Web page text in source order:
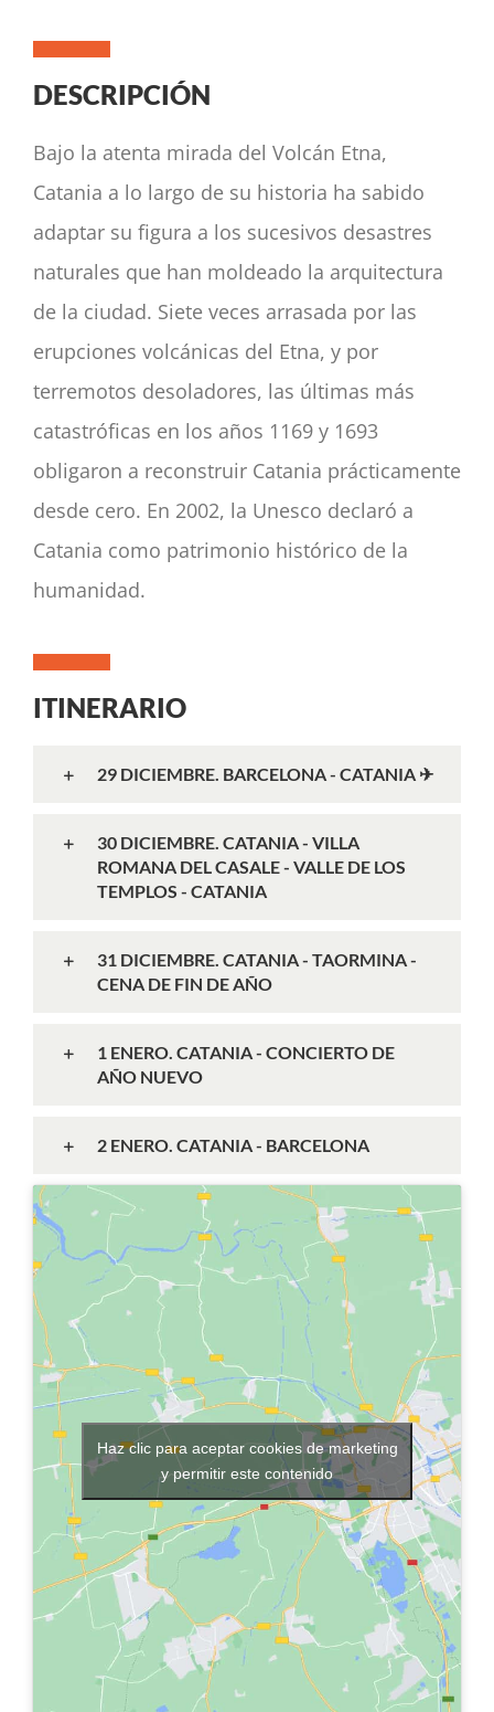
DESCRIPCIÓN
Bajo la atenta mirada del Volcán Etna,
Catania a lo largo de su historia ha sabido
adaptar su figura a los sucesivos desastres
naturales que han moldeado la arquitectura
de la ciudad. Siete veces arrasada por las
erupciones volcánicas del Etna, y por
terremotos desoladores, las últimas más
catastróficas en los años 1169 y 1693
obligaron a reconstruir Catania prácticamente
desde cero. En 2002, la Unesco declaró a
Catania como patrimonio histórico de la
humanidad.
ITINERARIO
29 DICIEMBRE. BARCELONA - CATANIA ✈
30 DICIEMBRE. CATANIA - VILLA
ROMANA DEL CASALE - VALLE DE LOS
TEMPLOS - CATANIA
31 DICIEMBRE. CATANIA - TAORMINA -
CENA DE FIN DE AÑO
1 ENERO. CATANIA - CONCIERTO DE
AÑO NUEVO
2 ENERO. CATANIA - BARCELONA
Haz clic para aceptar cookies de marketing
y permitir este contenido